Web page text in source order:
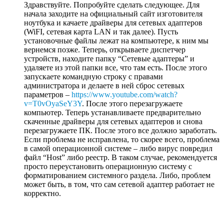
Здравствуйте. Попробуйте сделать следующее. Для
начала заходите на официальный сайт изготовителя
ноутбука и качаете драйверы для сетевых адаптеров
(WiFI, сетевая карта LAN и так далее). Пусть
установочные файлы лежат на компьютере, к ним мы
вернемся позже. Теперь, открываете диспетчер
устройств, находите папку “Сетевые адаптеры” и
удаляете из этой папки все, что там есть. После этого
запускаете командную строку с правами
администратора и делаете в ней сброс сетевых
параметров – https://www.youtube.com/watch?
v=T0vOyaSeY3Y. После этого перезагружаете
компьютер. Теперь устанавливаете предварительно
скаченные драйверы для сетевых адаптеров и снова
перезагружаете ПК. После этого все должно заработать.
Если проблема не исправлена, то скорее всего, проблема
в самой операционной системе – либо вирус повредил
файл “Host” либо реестр. В таком случае, рекомендуется
просто переустановить операционную систему с
форматированием системного раздела. Либо, проблем
может быть, в том, что сам сетевой адаптер работает не
корректно.